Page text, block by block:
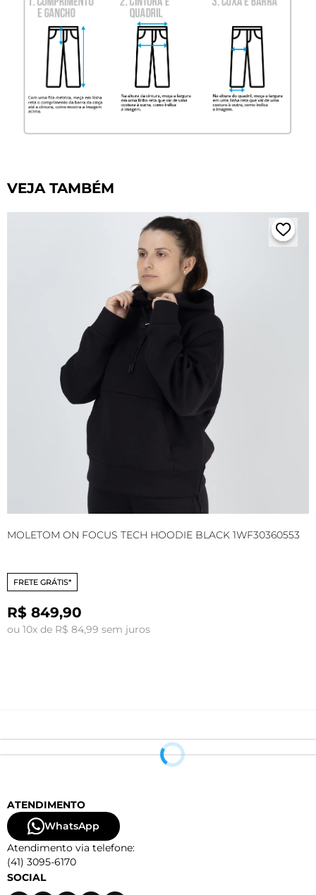
VEJA TAMBÉM
MOLETOM ON FOCUS TECH HOODIE BLACK 1WF30360553
FRETE GRÁTIS*
R$ 849,90
ou 10x de R$ 84,99 sem juros
ATENDIMENTO
WhatsApp
Atendimento via telefone:
(41) 3095-6170
SOCIAL